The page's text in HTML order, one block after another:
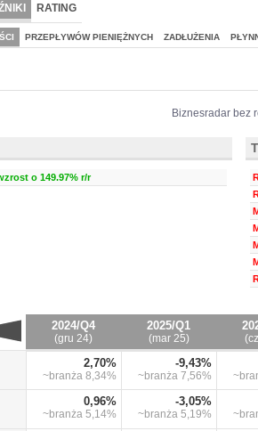
RATING
PRZEPŁYWÓW PIENIĘŻNYCH ZADŁUŻENIA
Biznesradar bez
o 149.97% r/r
2024/Q4
(gru 24)
2025/Q1
(mar 25)
2,70%
~branża 8,34%
-9,43%
~branża 7,56%
0,96%
~branża 5,14%
-3,05%
~branża 5,19%